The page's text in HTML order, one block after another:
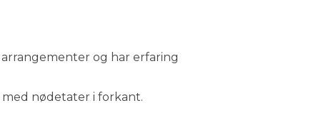
og har erfaring
nødetater i forkant.